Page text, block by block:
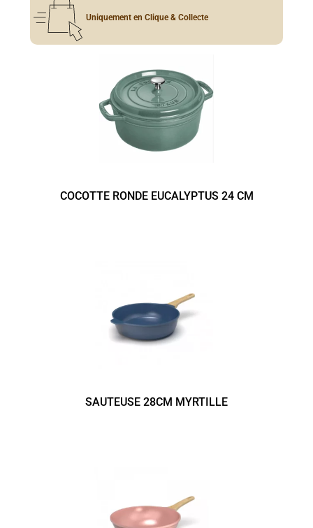
Uniquement en Clique & Collecte
COCOTTE RONDE EUCALYPTUS 24 CM
SAUTEUSE 28CM MYRTILLE